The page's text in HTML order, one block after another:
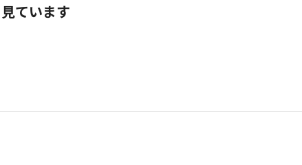
ています